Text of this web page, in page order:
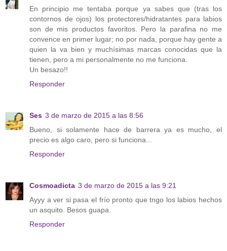
En principio me tentaba porque ya sabes que (tras los
contornos de ojos) los protectores/hidratantes para labios
son de mis productos favoritos. Pero la parafina no me
convence en primer lugar; no por nada, porque hay gente a
quien la va bien y muchísimas marcas conocidas que la
tienen, pero a mi personalmente no me funciona.
Un besazo!!
Responder
Ses 3 de marzo de 2015 a las 8:56
Bueno, si solamente hace de barrera ya es mucho, el
precio es algo caro, pero si funciona...
Responder
Cosmoadicta 3 de marzo de 2015 a las 9:21
Ayyy a ver si pasa el frío pronto que tngo los labios hechos
un asquito. Besos guapa.
Responder